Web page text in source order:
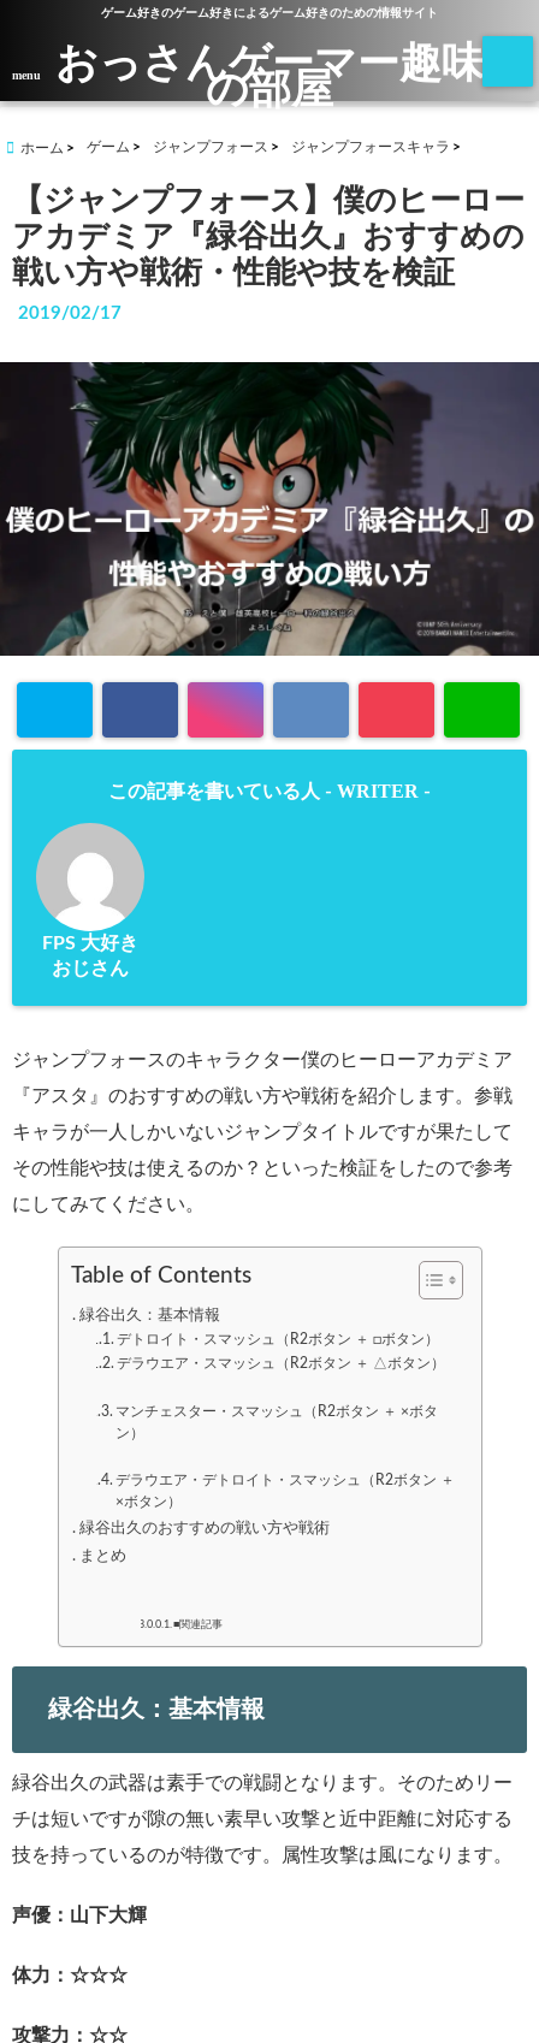
ゲーム好きのゲーム好きによるゲーム好きのための情報サイト
menu おっさんゲーマー趣味
の部屋
ホーム ゲーム ジャンプフォース ジャンプフォースキャラ
【ジャンプフォース】僕のヒーロー
アカデミア『緑谷出久』おすすめの
戦い方や戦術・性能や技を検証
2019/02/17
この記事を書いている人 - WRITER -
FPS 大好き
おじさん
ジャンプフォースのキャラクター僕のヒーローアカデミア
『アスタ』のおすすめの戦い方や戦術を紹介します。参戦
キャラが一人しかいないジャンプタイトルですが果たして
その性能や技は使えるのか？といった検証をしたので参考
にしてみてください。
Table of Contents
緑谷出久：基本情報
デトロイト・スマッシュ（R2ボタン ＋ □ボタン）
デラウエア・スマッシュ（R2ボタン ＋ △ボタン）
マンチェスター・スマッシュ（R2ボタン ＋ ×ボタ
ン）
デラウエア・デトロイト・スマッシュ（R2ボタン ＋
×ボタン）
緑谷出久のおすすめの戦い方や戦術
まとめ
■関連記事
緑谷出久：基本情報
緑谷出久の武器は素手での戦闘となります。そのためリー
チは短いですが隙の無い素早い攻撃と近中距離に対応する
技を持っているのが特徴です。属性攻撃は風になります。
声優：山下大輝
体力：☆☆☆
攻撃力：☆☆